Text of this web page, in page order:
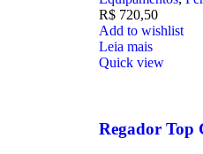
R$ 720,50
Add to wishlist
Leia mais
Quick view
Regador Top